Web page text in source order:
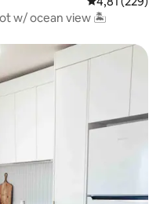
w/ ocean view 🏝